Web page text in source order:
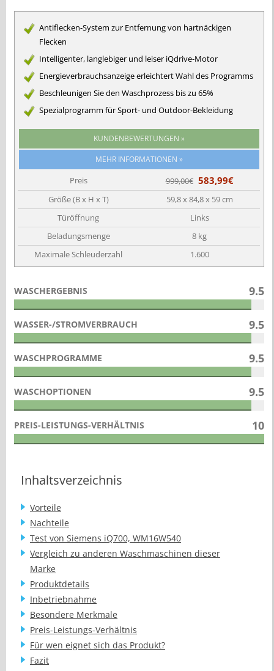
Antiflecken-System zur Entfernung von hartnäckigen
Flecken
Intelligenter, langlebiger und leiser iQdrive-Motor
Energieverbrauchsanzeige erleichtert Wahl des Programms
Beschleunigen Sie den Waschprozess bis zu 65%
Spezialprogramm für Sport- und Outdoor-Bekleidung
KUNDENBEWERTUNGEN »
Preis 999,00€ 583,99€
Größe (B x H x T)
59,8 x 84,8 x 59 cm
Türöffnung
Links
Beladungsmenge
8 kg
Maximale Schleuderzahl
1.600
WASCHERGEBNIS 9.5
WASSER-/STROMVERBRAUCH 9.5
WASCHPROGRAMME 9.5
WASCHOPTIONEN 9.5
PREIS-LEISTUNGS-VERHÄLTNIS 10
Inhaltsverzeichnis
Vorteile
Nachteile
Test von Siemens iQ700, WM16W540
Vergleich zu anderen Waschmaschinen dieser
Marke
Produktdetails
Inbetriebnahme
Besondere Merkmale
Preis-Leistungs-Verhältnis
Für wen eignet sich das Produkt?
Fazit